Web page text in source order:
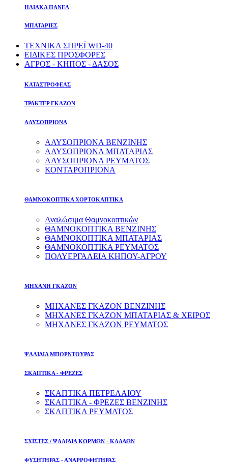
ΗΛΙΑΚΑ ΠΑΝΕΛ
ΜΠΑΤΑΡΙΕΣ
ΤΕΧΝΙΚΑ ΣΠΡΕΪ WD-40
ΕΙΔΙΚΕΣ ΠΡΟΣΦΟΡΕΣ
ΑΓΡΟΣ - ΚΗΠΟΣ - ΔΑΣΟΣ
ΚΑΤΑΣΤΡΟΦΕΑΣ
ΤΡΑΚΤΕΡ ΓΚΑΖΟΝ
ΑΛΥΣΟΠΡΙΟΝΑ
ΑΛΥΣΟΠΡΙΟΝΑ ΒΕΝΖΙΝΗΣ
ΑΛΥΣΟΠΡΙΟΝΑ ΜΠΑΤΑΡΙΑΣ
ΑΛΥΣΟΠΡΙΟΝΑ ΡΕΥΜΑΤΟΣ
ΚΟΝΤΑΡΟΠΡΙΟΝΑ
ΘΑΜΝΟΚΟΠΤΙΚΑ ΧΟΡΤΟΚΑΠΤΙΚΑ
Αναλώσιμα Θαμνοκοπτικών
ΘΑΜΝΟΚΟΠΤΙΚΑ ΒΕΝΖΙΝΗΣ
ΘΑΜΝΟΚΟΠΤΙΚΑ ΜΠΑΤΑΡΙΑΣ
ΘΑΜΝΟΚΟΠΤΙΚΑ ΡΕΥΜΑΤΟΣ
ΠΟΛΥΕΡΓΑΛΕΙΑ ΚΗΠΟΥ-ΑΓΡΟΥ
ΜΗΧΑΝΗ ΓΚΑΖΟΝ
ΜΗΧΑΝΕΣ ΓΚΑΖΟΝ ΒΕΝΖΙΝΗΣ
ΜΗΧΑΝΕΣ ΓΚΑΖΟΝ ΜΠΑΤΑΡΙΑΣ & ΧΕΙΡΟΣ
ΜΗΧΑΝΕΣ ΓΚΑΖΟΝ ΡΕΥΜΑΤΟΣ
ΨΑΛΙΔΙΑ ΜΠΟΡΝΤΟΥΡΑΣ
ΣΚΑΠΤΙΚΑ - ΦΡΕΖΕΣ
ΣΚΑΠΤΙΚΑ ΠΕΤΡΕΛΑΙΟΥ
ΣΚΑΠΤΙΚΑ - ΦΡΕΖΕΣ ΒΕΝΖΙΝΗΣ
ΣΚΑΠΤΙΚΑ ΡΕΥΜΑΤΟΣ
ΣΧΙΣΤΕΣ / ΨΑΛΙΔΙΑ ΚΟΡΜΩΝ - ΚΛΑΔΩΝ
ΦΥΣΗΤΗΡΑΣ - ΑΝΑΡΡΟΦΗΤΗΡΑΣ